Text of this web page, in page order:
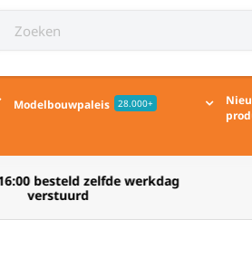
Modelbouwpaleis 28.000+
Verzendkosten naar afhaalpunt